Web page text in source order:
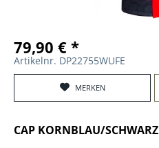
79,90 € *
Artikelnr. DP22755WUFE
MERKEN
CAP KORNBLAU/SCHWARZ